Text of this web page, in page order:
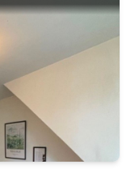
Studenten